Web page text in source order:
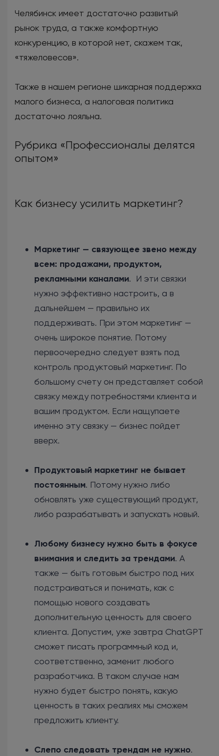
Челябинск имеет достаточно развитый
рынок труда, а также комфортную
конкуренцию, в которой нет, скажем так,
«тяжеловесов».
Также в нашем регионе шикарная поддержка
малого бизнеса, а налоговая политика
достаточно лояльна.
Рубрика «Профессионалы делятся
опытом»
Как бизнесу усилить маркетинг?
Маркетинг — связующее звено между
всем: продажами, продуктом,
рекламными каналами. И эти связки
нужно эффективно настроить, а в
дальнейшем — правильно их
поддерживать. При этом маркетинг —
очень широкое понятие. Потому
первоочередно следует взять под
контроль продуктовый маркетинг. По
большому счету он представляет собой
связку между потребностями клиента и
вашим продуктом. Если нащупаете
именно эту связку — бизнес пойдет
вверх.
Продуктовый маркетинг не бывает
постоянным. Потому нужно либо
обновлять уже существующий продукт,
либо разрабатывать и запускать новый.
Любому бизнесу нужно быть в фокусе
внимания и следить за трендами. А
также — быть готовым быстро под них
подстраиваться и понимать, как с
помощью нового создавать
дополнительную ценность для своего
клиента. Допустим, уже завтра ChatGPT
сможет писать программный код и,
соответственно, заменит любого
разработчика. В таком случае нам
нужно будет быстро понять, какую
ценность в таких реалиях мы сможем
предложить клиенту.
Слепо следовать трендам не нужно.